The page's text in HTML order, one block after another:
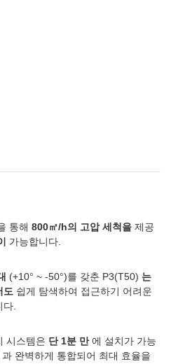
통해 800㎡/h의 고압 세척을 제공
가능합니다.
(+10° ~ -50°)를 갖춘 P3(T50) 는
도 쉽게 탐색하여 접근하기 어려운
다.
시스템은 단 1분 만에 설치가 가능
과 완벽하게 통합되어 최대 효율을